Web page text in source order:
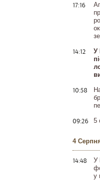
17:16
14:12
У
10:58
09:26 5
4
14:48
У
у